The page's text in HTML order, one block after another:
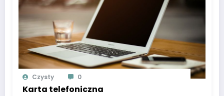
Czysty 0
Karta telefoniczna